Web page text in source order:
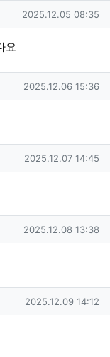
작성일
2025.12.05 08:35
요
작성일
2025.12.06 15:36
작성일
2025.12.07 14:45
작성일
2025.12.08 13:38
글작성일
2025.12.09 14:12